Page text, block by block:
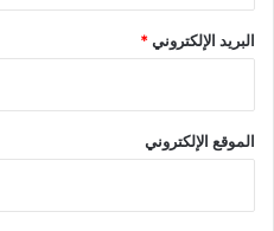
البريد الإلكتروني*
الموقع الإلكتروني